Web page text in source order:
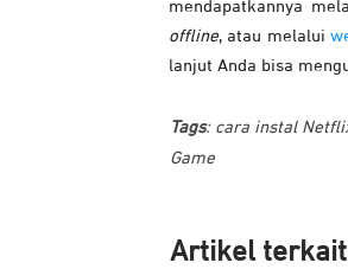
mendapatkannya
offline, atau melalui
lanjut Anda bisa
Tags: cara instal
Game
Artikel ter